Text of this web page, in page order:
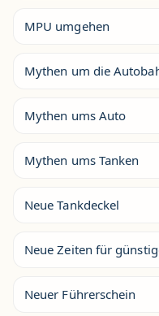
MPU umgehen
Mythen um die
Mythen ums Auto
Mythen ums Tanken
Neue Tankdeckel
Neue Zeiten für
Neuer Führerschein